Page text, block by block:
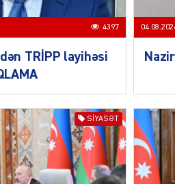
DÜNYA
4397
TRİPP layihəsi
SIYASƏT